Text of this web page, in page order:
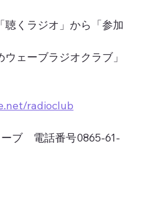
聴くラジオ」から「参加
ェーブラジオクラブ」
radioclub
ブ　電話番号0865-61-